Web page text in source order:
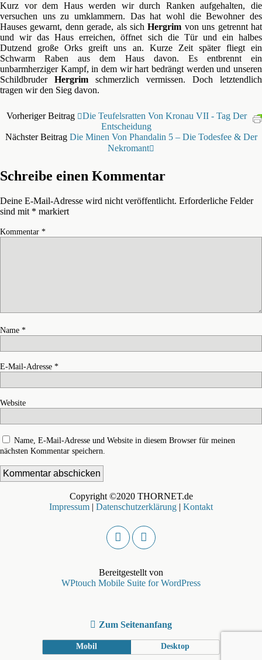
Kurz vor dem Haus werden wir durch Ranken aufgehalten, die
versuchen uns zu umklammern. Das hat wohl die Bewohner des
Hauses gewarnt, denn gerade, als sichHergrim von uns getrennt hat
und wir das Haus erreichen, öffnet sich die Tür und ein halbes
Dutzend große Orks greift uns an. Kurze Zeit später fliegt ein
Schwarm Raben aus dem Haus davon. Es entbrennt ein
unbarmherziger Kampf, in dem wir hart bedrängt werden und unseren
Schildbruder Hergrim schmerzlich vermissen. Doch letztendlich
tragen wir den Sieg davon.
Vorheriger Beitrag
Die Teufelsratten Von Kronau VII - Tag Der
Entscheidung
Nächster Beitrag Die Minen Von Phandalin 5 – Die Todesfee & Der
Nekromant
Schreibe einen Kommentar
Deine E-Mail-Adresse wird nicht veröffentlicht. Erforderliche Felder
sind mit * markiert
Kommentar *
Name *
E-Mail-Adresse *
Website
Name, E-Mail-Adresse und Website in diesem Browser für meinen
nächsten Kommentar speichern.
Copyright ©2020 THORNET.de
Impressum | Datenschutzerklärung | Kontakt
Bereitgestellt von
WPtouch Mobile Suite for WordPress
Zum Seitenanfang
Mobil Desktop